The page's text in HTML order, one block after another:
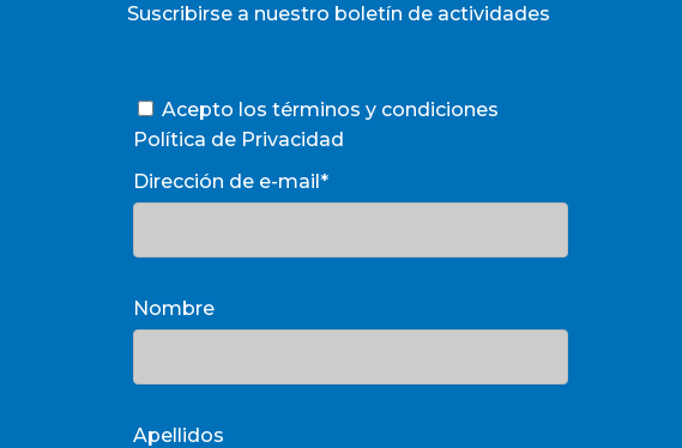
Suscribirse a nuestro boletín de actividades
Acepto los términos y condiciones
Política de Privacidad
Dirección de e-mail*
Nombre
Apellidos